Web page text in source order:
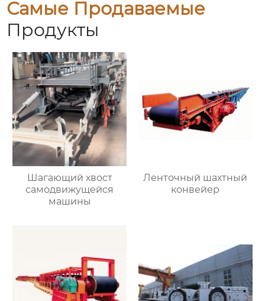
Самые Продаваемые
Продукты
Шагающий хвост
самодвижущейся
машины
Ленточный шахтный
конвейер